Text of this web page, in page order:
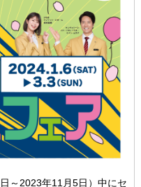
～2023年11月5日）中にセ